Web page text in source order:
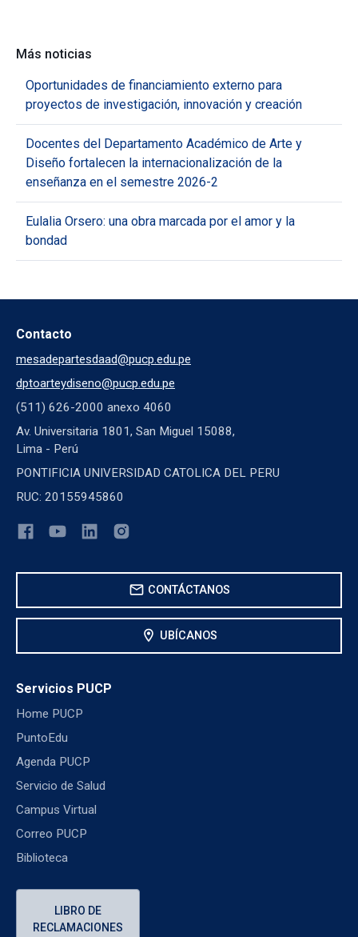
Más noticias
Oportunidades de financiamiento externo para
proyectos de investigación, innovación y creación
Docentes del Departamento Académico de Arte y
Diseño fortalecen la internacionalización de la
enseñanza en el semestre 2026-2
Eulalia Orsero: una obra marcada por el amor y la
bondad
Contacto
mesadepartesdaad@pucp.edu.pe
dptoarteydiseno@pucp.edu.pe
(511) 626-2000 anexo 4060
Av. Universitaria 1801, San Miguel 15088,
Lima - Perú
PONTIFICIA UNIVERSIDAD CATOLICA DEL PERU
RUC: 20155945860
mail CONTÁCTANOS
location_on UBÍCANOS
Servicios PUCP
Home PUCP
PuntoEdu
Agenda PUCP
Servicio de Salud
Campus Virtual
Correo PUCP
Biblioteca
LIBRO DE
RECLAMACIONES